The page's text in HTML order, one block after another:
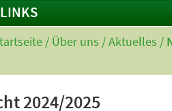
LINKS
/ Über uns /Aktuelles /
2024/2025